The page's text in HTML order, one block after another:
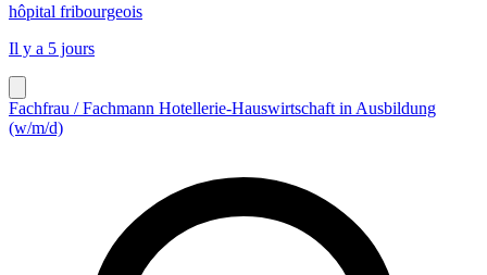
hôpital fribourgeois
Il y a 5 jours
Fachfrau / Fachmann Hotellerie-Hauswirtschaft in Ausbildung
(w/m/d)